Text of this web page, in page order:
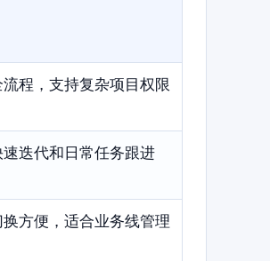
程，支持复杂项目权限
速迭代和日常任务跟进
方便，适合业务线管理